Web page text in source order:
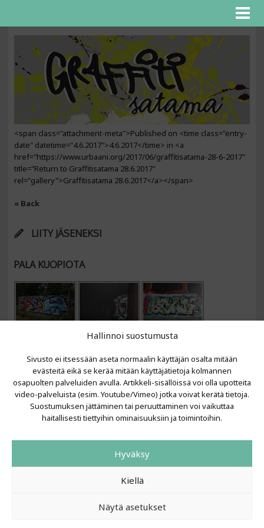
Hallinnoi suostumusta
Sivusto ei itsessään aseta normaalin käyttäjän osalta mitään
evästeitä eikä se kerää mitään käyttäjätietoja kolmannen
osapuolten palveluiden avulla. Artikkeli-sisällöissä voi olla upotteita
video-palveluista (esim. Youtube/Vimeo) jotka voivat kerätä tietoja.
Suostumuksen jättäminen tai peruuttaminen voi vaikuttaa
haitallisesti tiettyihin ominaisuuksiin ja toimintoihin.
Hyväksy
Kiellä
Näytä asetukset
<span class="attachment-meta">Published on <time class="entry-
date" datetime="4.6.2017">4.6.2017</time> in <a
href="https://www.urbaani.org/2017/06/graffitisatama-28-6-2017"
title="Return to Graffitisatama 28.6.2017"
rel="gallery">Graffitisatama 28.6.2017</a></span>
« Back
LIITY JÄSENEKSI
PALA KUOPIOTA
VIIMEISIMMÄT ARTIKKELIT
LAINIT 2025: Tarhapäivä
Urbaani Zine